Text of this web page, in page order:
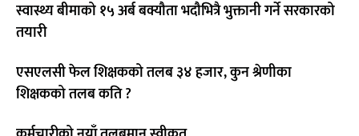
स्वास्थ्य बीमाको १५ अर्ब बक्यौता भदौभित्रै भुक्तानी गर्ने सरकारको
तयारी
एसएलसी फेल शिक्षकको तलब ३४ हजार, कुन श्रेणीका
शिक्षकको तलब कति ?